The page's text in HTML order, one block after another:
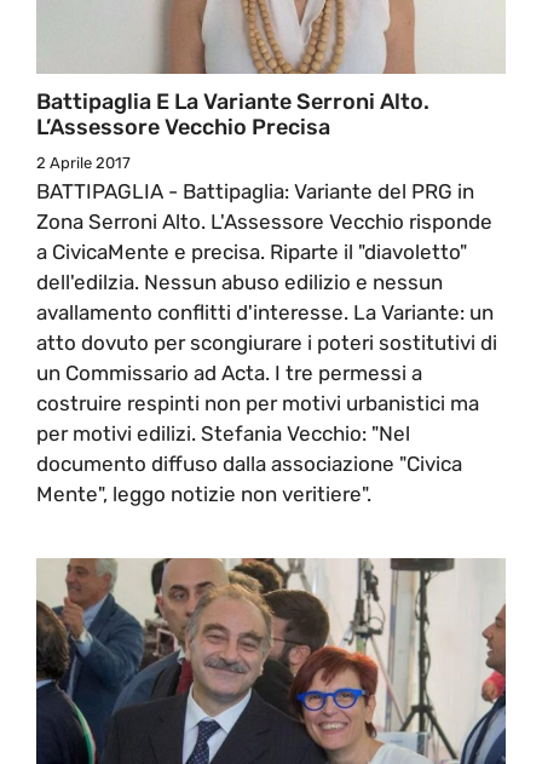
Battipaglia E La Variante Serroni Alto.
L’Assessore Vecchio Precisa
2 Aprile 2017
BATTIPAGLIA - Battipaglia: Variante del PRG in
Zona Serroni Alto. L'Assessore Vecchio risponde
a CivicaMente e precisa. Riparte il "diavoletto"
dell'edilzia. Nessun abuso edilizio e nessun
avallamento conflitti d'interesse. La Variante: un
atto dovuto per scongiurare i poteri sostitutivi di
un Commissario ad Acta. I tre permessi a
costruire respinti non per motivi urbanistici ma
per motivi edilizi. Stefania Vecchio: "Nel
documento diffuso dalla associazione "Civica
Mente", leggo notizie non veritiere".